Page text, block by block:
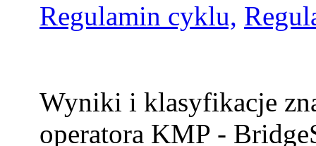
Regulamin cyklu,
Wyniki i klasyfikacje
operatora KMP -